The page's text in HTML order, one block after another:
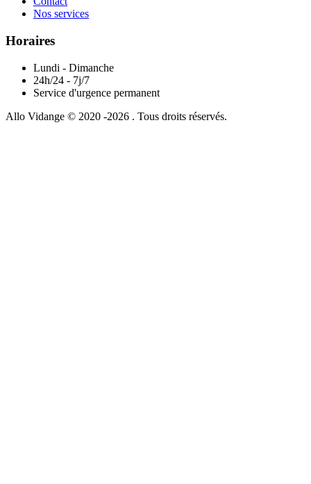
Nos services
Horaires
Lundi - Dimanche
24h/24 - 7j/7
Service d'urgence permanent
Allo Vidange © 2020 -2026 . Tous droits réservés.